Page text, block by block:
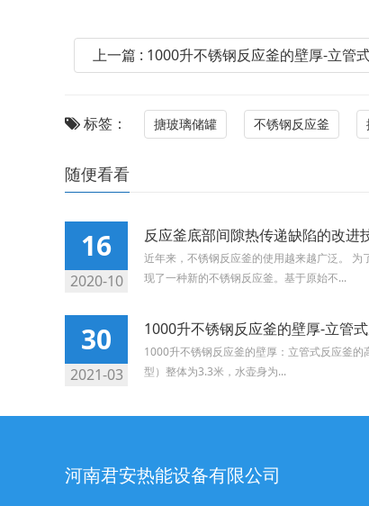
上一篇 : 1000升不锈钢反应釜的壁厚-立管
标签： 搪玻璃储罐 不锈钢反应釜
随便看看
16
2020-10
反应釜底部间隙热传递缺陷的改进
近年来，不锈钢反应釜的使用越来越广泛。
现了一种新的不锈钢反应釜。基于原始不...
30
2021-03
1000升不锈钢反应釜的壁厚-立管
1000升不锈钢反应釜的壁厚：立管式反应釜
型）整体为3.3米，水壶身为...
河南君安热能设备有限公司